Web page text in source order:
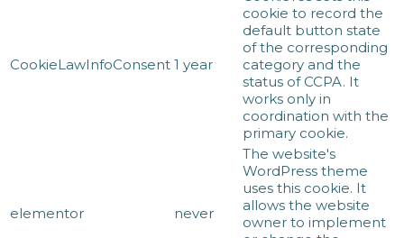
CookieLawInfoConsent 1 year
cookie to record the
default button state
of the corresponding
category and the
status of CCPA. It
works only in
coordination with the
primary cookie.
elementor never
The website's
WordPress theme
uses this cookie. It
allows the website
owner to implement